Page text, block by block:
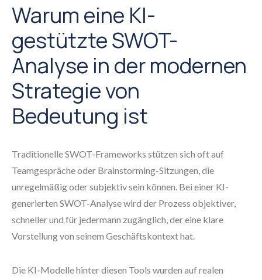
Warum eine KI-
gestützte SWOT-
Analyse in der modernen
Strategie von
Bedeutung ist
Traditionelle SWOT-Frameworks stützen sich oft auf
Teamgespräche oder Brainstorming-Sitzungen, die
unregelmäßig oder subjektiv sein können. Bei einer KI-
generierten SWOT-Analyse wird der Prozess objektiver,
schneller und für jedermann zugänglich, der eine klare
Vorstellung von seinem Geschäftskontext hat.
Die KI-Modelle hinter diesen Tools wurden auf realen